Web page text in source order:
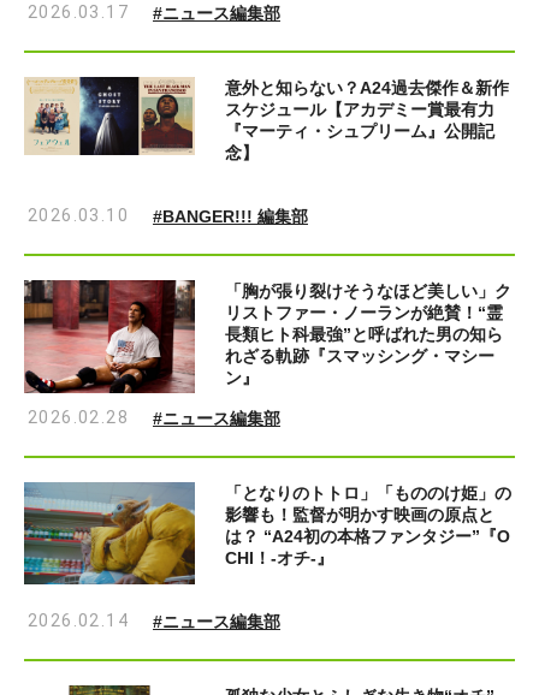
2026.03.17 #ニュース編集部
意外と知らない？A24過去傑作＆新作
スケジュール【アカデミー賞最有力
『マーティ・シュプリーム』公開記
念】
2026.03.10 #BANGER!!! 編集部
「胸が張り裂けそうなほど美しい」ク
リストファー・ノーランが絶賛！“霊
長類ヒト科最強”と呼ばれた男の知ら
れざる軌跡『スマッシング・マシー
ン』
2026.02.28 #ニュース編集部
「となりのトトロ」「もののけ姫」の
影響も！監督が明かす映画の原点と
は？ “A24初の本格ファンタジー”『O
CHI！-オチ-』
2026.02.14 #ニュース編集部